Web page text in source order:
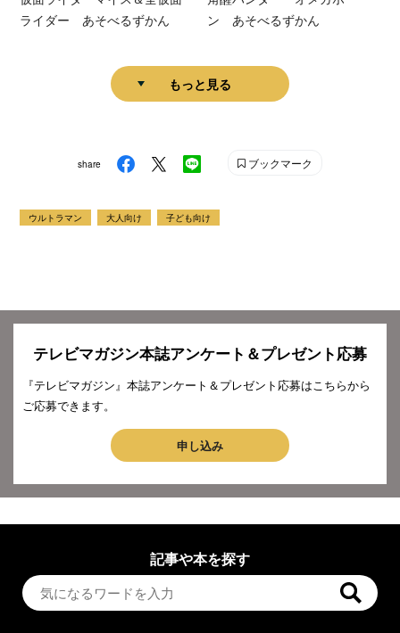
ライダー あそべるずかん
ン あそべるずかん
もっと見る
share ブックマーク
ウルトラマン 大人向け 子ども向け
テレビマガジン本誌アンケート＆プレゼント応募
『テレビマガジン』本誌アンケート＆プレゼント応募はこちらから
ご応募できます。
申し込み
記事や本を探す